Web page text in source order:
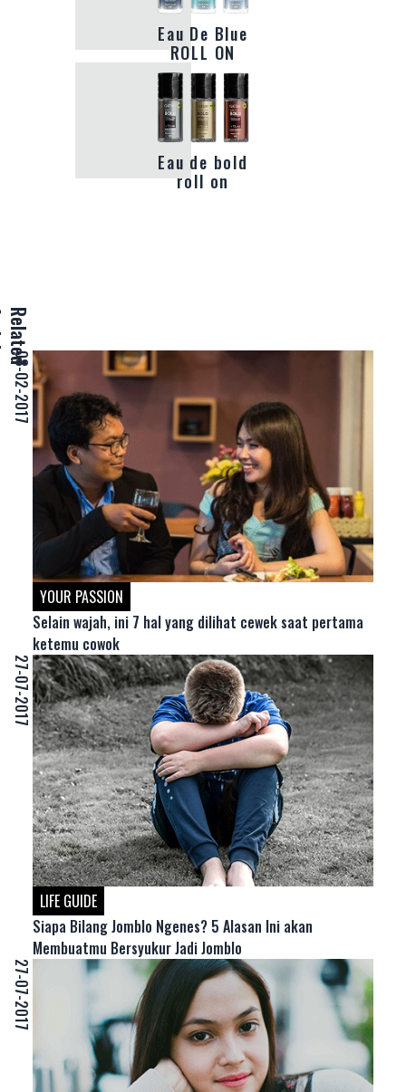
Eau De Blue
ROLL ON
Eau de bold
roll on
R
e
l
a
t
e
d
A
r
t
i
c
l
08-02-2017
YOUR PASSION
Selain wajah, ini 7 hal yang dilihat cewek saat pertama
ketemu cowok
27-07-2017
LIFE GUIDE
Siapa Bilang Jomblo Ngenes? 5 Alasan Ini akan
Membuatmu Bersyukur Jadi Jomblo
27-07-2017